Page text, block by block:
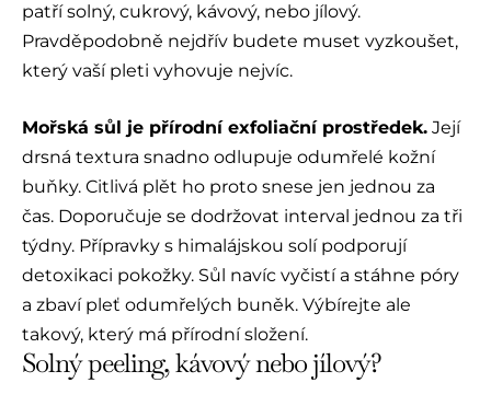
patří solný, cukrový, kávový, nebo jílový.
Pravděpodobně nejdřív budete muset vyzkoušet,
který vaší pleti vyhovuje nejvíc.
Mořská sůl je přírodní exfoliační prostředek. Její
drsná textura snadno odlupuje odumřelé kožní
buňky. Citlivá plět ho proto snese jen jednou za
čas. Doporučuje se dodržovat interval jednou za tři
týdny. Přípravky s himalájskou solí podporují
detoxikaci pokožky. Sůl navíc vyčistí a stáhne póry
a zbaví pleť odumřelých buněk. Výbírejte ale
takový, který má přírodní složení.
Solný peeling, kávový nebo jílový?